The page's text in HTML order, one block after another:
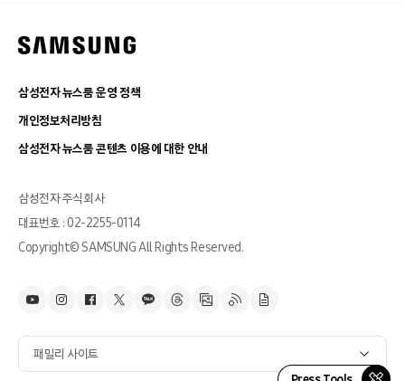
삼성전자 뉴스룸 운영 정책
개인정보처리방침
삼성전자 뉴스룸 콘텐츠 이용에 대한 안내
삼성전자 주식회사
대표번호 : 02-2255-0114
Copyright© SAMSUNG All Rights Reserved.
패밀리 사이트